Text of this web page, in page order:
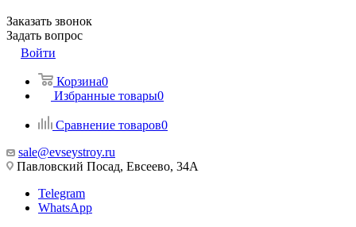
Заказать звонок
Задать вопрос
Войти
Корзина0
Избранные товары0
Сравнение товаров0
sale@evseystroy.ru
Павловский Посад, Евсеево, 34А
Telegram
WhatsApp